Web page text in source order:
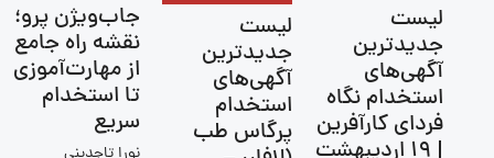
جاب‌ویژن پرو؛
نقشه راه جامع
از مهارت‌آموزی
تا استخدام
سریع
لیست
جدیدترین
آگهی‌های
استخدام
پرگاس طب
لیست
جدیدترین
آگهی‌های
استخدام نگاه
فردای کارآفرین